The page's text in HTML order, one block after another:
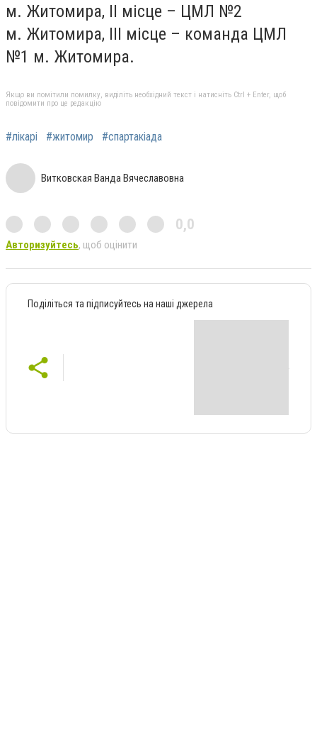
м. Житомира, ІІ місце – ЦМЛ №2
м. Житомира, ІІІ місце – команда ЦМЛ
№1 м. Житомира.
Якщо ви помітили помилку, виділіть необхідний текст і натисніть Ctrl + Enter, щоб
повідомити про це редакцію
#лікарі #житомир #спартакіада
Витковская Ванда Вячеславовна
0,0
Авторизуйтесь, щоб оцінити
Поділіться та підписуйтесь на наші джерела